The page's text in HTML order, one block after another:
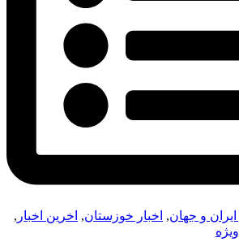
و جهان,اخبار خوزستان,اخرین اخبار,